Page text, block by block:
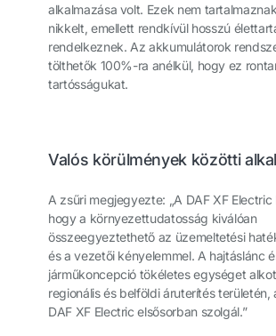
alkalmazása volt. Ezek nem
nikkelt, emellett rendkívül hosszú
rendelkeznek. Az akkumulátorok
tölthetők 100%-ra anélkül, hogy ez
tartósságukat.
Valós körülmények közötti
A zsűri megjegyezte: „A DAF XF Electric
hogy a környezettudatosság kiválóan
összeegyeztethető az üzemeltetési
és a vezetői kényelemmel. A hajtáslánc
járműkoncepció tökéletes egységet
regionális és belföldi áruterítés területén,
DAF XF Electric elsősorban szolgál.”